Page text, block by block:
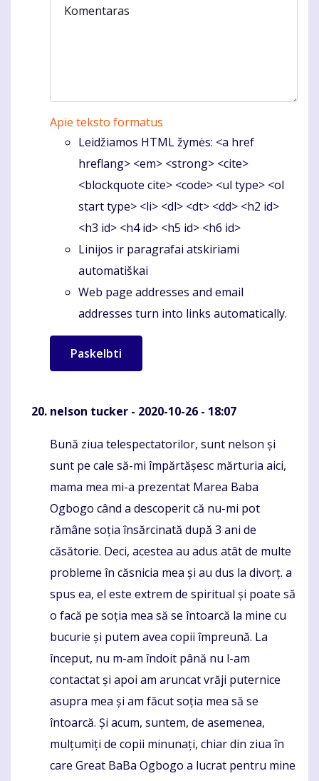
Komentaras
Apie teksto formatus
Leidžiamos HTML žymės: <a href
hreflang> <em> <strong> <cite>
<blockquote cite> <code> <ul type> <ol
start type> <li> <dl> <dt> <dd> <h2 id>
<h3 id> <h4 id> <h5 id> <h6 id>
Linijos ir paragrafai atskiriami
automatiškai
Web page addresses and email
addresses turn into links automatically.
nelson tucker - 2020-10-26 - 18:07
Komentaras
Bună ziua telespectatorilor, sunt nelson și
sunt pe cale să-mi împărtășesc mărturia aici,
mama mea mi-a prezentat Marea Baba
Ogbogo când a descoperit că nu-mi pot
rămâne soția însărcinată după 3 ani de
căsătorie. Deci, acestea au adus atât de multe
probleme în căsnicia mea și au dus la divorț. a
spus ea, el este extrem de spiritual și poate să
o facă pe soția mea să se întoarcă la mine cu
bucurie și putem avea copii împreună. La
început, nu m-am îndoit până nu l-am
contactat și apoi am aruncat vrăji puternice
asupra mea și am făcut soția mea să se
întoarcă. Și acum, suntem, de asemenea,
mulțumiți de copii minunați, chiar din ziua în
care Great BaBa Ogbogo a lucrat pentru mine